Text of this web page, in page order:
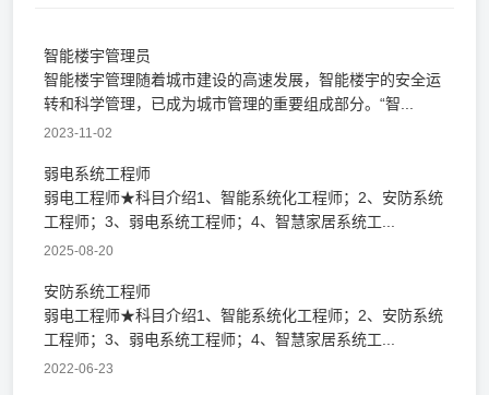
智能楼宇管理员
智能楼宇管理随着城市建设的高速发展，智能楼宇的安全运
转和科学管理，已成为城市管理的重要组成部分。“智...
2023-11-02
弱电系统工程师
弱电工程师★科目介绍1、智能系统化工程师；2、安防系统
工程师；3、弱电系统工程师；4、智慧家居系统工...
2025-08-20
安防系统工程师
弱电工程师★科目介绍1、智能系统化工程师；2、安防系统
工程师；3、弱电系统工程师；4、智慧家居系统工...
2022-06-23